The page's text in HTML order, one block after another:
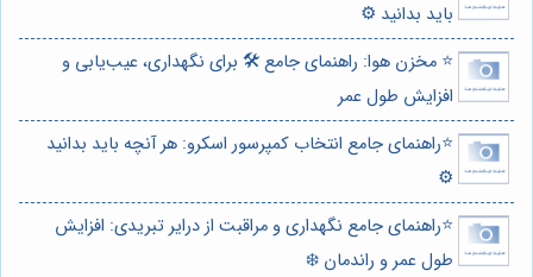
باید بدانید ⚙️
⭐️ مخزن هوا: راهنمای جامع 🛠️ برای نگهداری، عیب‌یابی و
افزایش طول عمر
⭐️راهنمای جامع انتخاب کمپرسور اسکرو: هر آنچه باید بدانید
⚙️
⭐️راهنمای جامع نگهداری و مراقبت از درایر تبریدی: افزایش
طول عمر و راندمان ❄️